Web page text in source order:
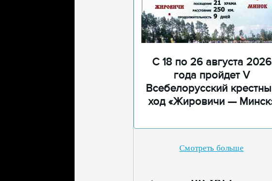
С 18 по 26 августа 2026
года пройдет V
Всебелорусский
ход «Жировичи —
Смотреть больше